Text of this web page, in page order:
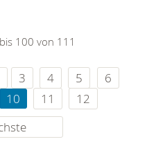
100 von 111
3 4 5
6
10 11
12